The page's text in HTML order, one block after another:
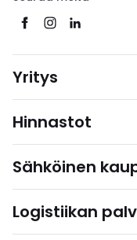
Yritys
Hinnastot
Sähköinen
Logistiikan